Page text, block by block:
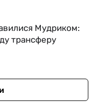
Мудриком:
трансферу